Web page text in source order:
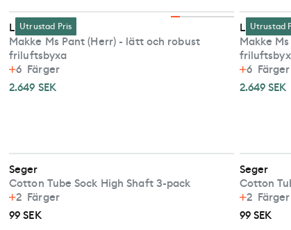
Utrustad Pris
Lundhags
Makke Ms Pant (Herr) - lätt och robust
friluftsbyxa
6 Färger
2.649 SEK
Utrustad
Lundhags
Makke
6 Färger
2.649 SEK
Seger
Cotton Tube Sock High Shaft 3-pack
2 Färger
99 SEK
Seger
Cotton
2 Färger
99 SEK